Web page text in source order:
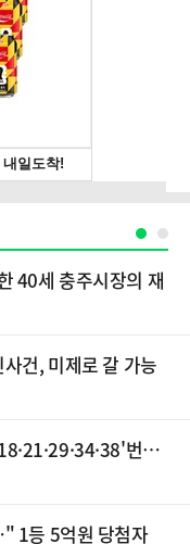
40세 충주시장의 재
건, 미제로 갈 가능
번…
1등 5억원 당첨자